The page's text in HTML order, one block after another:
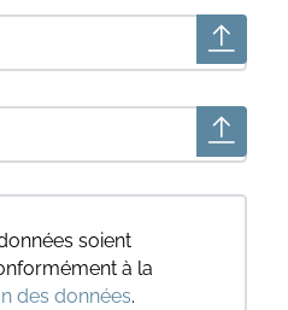
soient
à la
des données.